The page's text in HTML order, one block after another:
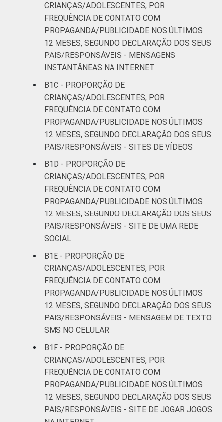
Mais de 3
SM
CLASSE
SOCIAL
AB 17
DE
¹Base: 1 798 usuários de Internet de 11 a 17
anos. Dados coletados entre outubro de
2014 e fevereiro de 2015.
Fonte: NIC.br - out 2014 / fev 2015
CRIANÇAS/ADOLESCENTES, POR
FREQUÊNCIA DE CONTATO COM
PROPAGANDA/PUBLICIDADE NOS ÚLTIMOS
12 MESES, SEGUNDO DECLARAÇÃO DOS SEUS
PAIS/RESPONSÁVEIS - MENSAGENS
INSTANTÂNEAS NA INTERNET
B1C - PROPORÇÃO DE
CRIANÇAS/ADOLESCENTES, POR
FREQUÊNCIA DE CONTATO COM
PROPAGANDA/PUBLICIDADE NOS ÚLTIMOS
12 MESES, SEGUNDO DECLARAÇÃO DOS SEUS
PAIS/RESPONSÁVEIS - SITES DE VÍDEOS
B1D - PROPORÇÃO DE
CRIANÇAS/ADOLESCENTES, POR
FREQUÊNCIA DE CONTATO COM
PROPAGANDA/PUBLICIDADE NOS ÚLTIMOS
12 MESES, SEGUNDO DECLARAÇÃO DOS SEUS
PAIS/RESPONSÁVEIS - SITE DE UMA REDE
SOCIAL
B1E - PROPORÇÃO DE
CRIANÇAS/ADOLESCENTES, POR
FREQUÊNCIA DE CONTATO COM
PROPAGANDA/PUBLICIDADE NOS ÚLTIMOS
12 MESES, SEGUNDO DECLARAÇÃO DOS SEUS
PAIS/RESPONSÁVEIS - MENSAGEM DE TEXTO
SMS NO CELULAR
B1F - PROPORÇÃO DE
CRIANÇAS/ADOLESCENTES, POR
FREQUÊNCIA DE CONTATO COM
PROPAGANDA/PUBLICIDADE NOS ÚLTIMOS
12 MESES, SEGUNDO DECLARAÇÃO DOS SEUS
PAIS/RESPONSÁVEIS - SITE DE JOGAR JOGOS